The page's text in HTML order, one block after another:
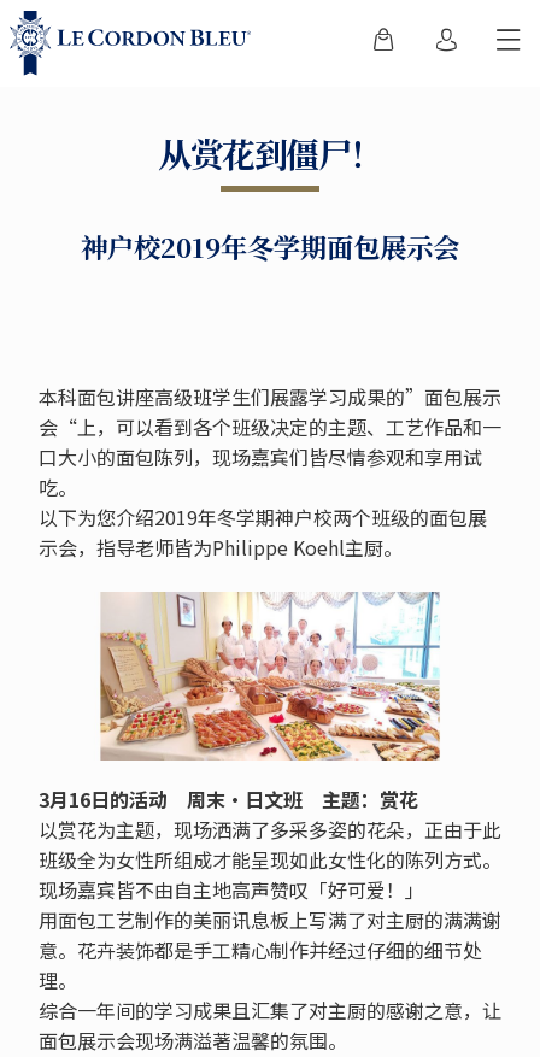
从赏花到僵尸！
神户校2019年冬学期面包展示会
本科面包讲座高级班学生们展露学习成果的”面包展示
会“上，可以看到各个班级决定的主题、工艺作品和一
口大小的面包陈列，现场嘉宾们皆尽情参观和享用试
吃。
以下为您介绍2019年冬学期神户校两个班级的面包展
示会，指导老师皆为Philippe Koehl主厨。
3月16日的活动 周末‧日文班 主题：赏花
以赏花为主题，现场洒满了多采多姿的花朵，正由于此
班级全为女性所组成才能呈现如此女性化的陈列方式。
现场嘉宾皆不由自主地高声赞叹「好可爱！」
用面包工艺制作的美丽讯息板上写满了对主厨的满满谢
意。花卉装饰都是手工精心制作并经过仔细的细节处
理。
综合一年间的学习成果且汇集了对主厨的感谢之意，让
面包展示会现场满溢著温馨的氛围。